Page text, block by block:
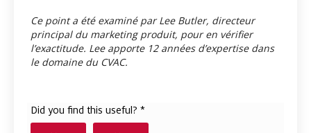
Ce point a été examiné par Lee Butler, directeur
principal du marketing produit, pour en vérifier
l’exactitude. Lee apporte 12 années d’expertise dans
le domaine du CVAC.